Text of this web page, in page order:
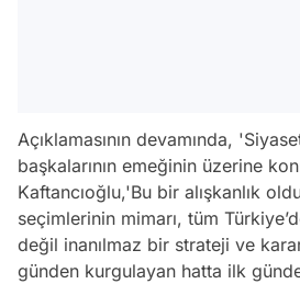
Açıklamasının devamında, '
başkalarının emeğinin üzerine
Kaftancıoğlu,'Bu bir alışkanlık
seçimlerinin mimarı, tüm
değil inanılmaz bir strateji ve
günden kurgulayan hatta ilk